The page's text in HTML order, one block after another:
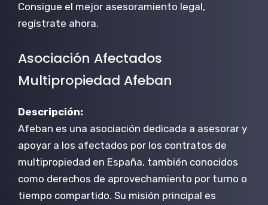
Consigue el mejor asesoramiento legal,
regístrate ahora.
Asociación Afectados
Multipropiedad Afeban
Descripción:
Afeban es una asociación dedicada a asesorar y
apoyar a los afectados por los contratos de
multipropiedad en España, también conocidos
como derechos de aprovechamiento por turno o
tiempo compartido. Su misión principal es